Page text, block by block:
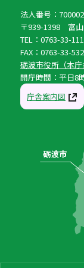
法人番号：
〒939-1398 富
TEL：0763-33-
FAX：0763-33-
砺波市役所（本
開庁時間：平日8
庁舎案内図